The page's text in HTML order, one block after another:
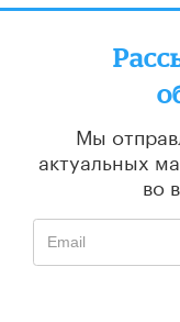
Мы
актуальных
во